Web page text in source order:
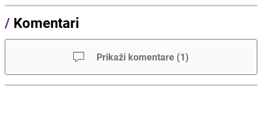
/ Komentari
Prikaži komentare (1)